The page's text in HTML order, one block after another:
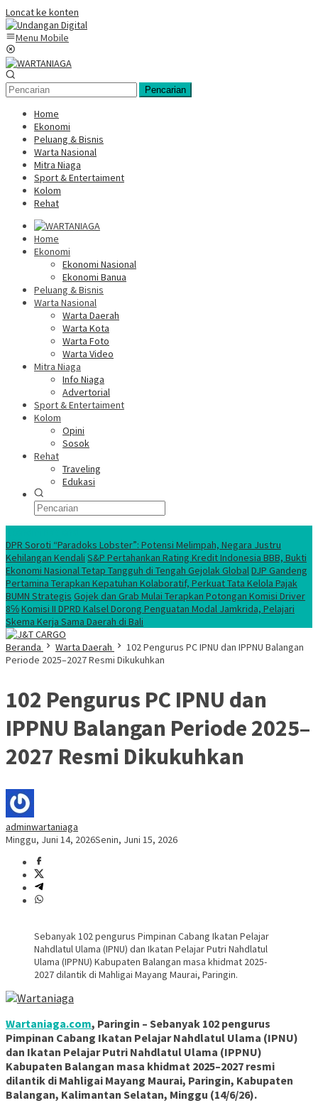
Loncat ke konten
Menu Mobile
Pencarian
Home
Ekonomi
Peluang & Bisnis
Warta Nasional
Mitra Niaga
Sport & Entertaiment
Kolom
Rehat
Home
Ekonomi
Ekonomi Nasional
Ekonomi Banua
Peluang & Bisnis
Warta Nasional
Warta Daerah
Warta Kota
Warta Foto
Warta Video
Mitra Niaga
Info Niaga
Advertorial
Sport & Entertaiment
Kolom
Opini
Sosok
Rehat
Traveling
Edukasi
DPR Soroti “Paradoks Lobster”: Potensi Melimpah, Negara Justru
Kehilangan Kendali S&P Pertahankan Rating Kredit Indonesia BBB, Bukti
Ekonomi Nasional Tetap Tangguh di Tengah Gejolak GlobalDJP Gandeng
Pertamina Terapkan Kepatuhan Kolaboratif, Perkuat Tata Kelola Pajak
BUMN Strategis Gojek dan Grab Mulai Terapkan Potongan Komisi Driver
8℅Komisi II DPRD Kalsel Dorong Penguatan Modal Jamkrida, Pelajari
Skema Kerja Sama Daerah di Bali
Beranda
Warta Daerah
102 Pengurus PC IPNU dan IPPNU Balangan
Periode 2025–2027 Resmi Dikukuhkan
102 Pengurus PC IPNU dan
IPPNU Balangan Periode 2025–
2027 Resmi Dikukuhkan
adminwartaniaga
Minggu, Juni 14, 2026Senin, Juni 15, 2026
Sebanyak 102 pengurus Pimpinan Cabang Ikatan Pelajar
Nahdlatul Ulama (IPNU) dan Ikatan Pelajar Putri Nahdlatul
Ulama (IPPNU) Kabupaten Balangan masa khidmat 2025-
2027 dilantik di Mahligai Mayang Maurai, Paringin.
Wartaniaga.com, Paringin – Sebanyak 102 pengurus
Pimpinan Cabang Ikatan Pelajar Nahdlatul Ulama (IPNU)
dan Ikatan Pelajar Putri Nahdlatul Ulama (IPPNU)
Kabupaten Balangan masa khidmat 2025–2027 resmi
dilantik di Mahligai Mayang Maurai, Paringin, Kabupaten
Balangan, Kalimantan Selatan, Minggu (14/6/26).